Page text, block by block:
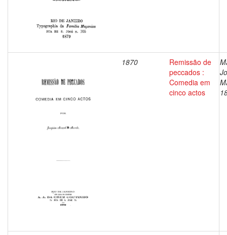
1870
Remissão de
peccados :
Comedia em
cinco actos